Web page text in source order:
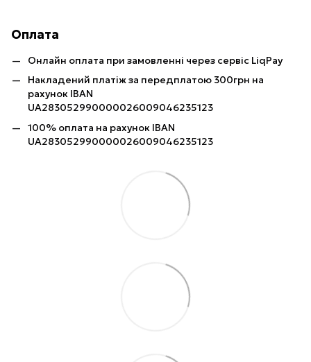
Оплата
Онлайн оплата при замовленні через сервіс LiqPay
Накладений платіж за передплатою 300грн на
рахунок IBAN
UA283052990000026009046235123
100% оплата на рахунок IBAN
UA283052990000026009046235123